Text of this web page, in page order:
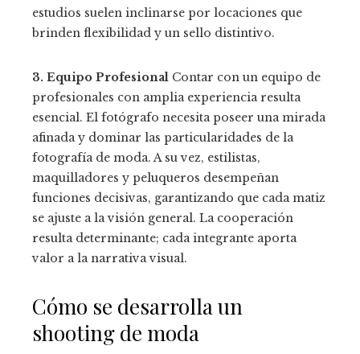
estudios suelen inclinarse por locaciones que
brinden flexibilidad y un sello distintivo.
3. Equipo Profesional Contar con un equipo de
profesionales con amplia experiencia resulta
esencial. El fotógrafo necesita poseer una mirada
afinada y dominar las particularidades de la
fotografía de moda. A su vez, estilistas,
maquilladores y peluqueros desempeñan
funciones decisivas, garantizando que cada matiz
se ajuste a la visión general. La cooperación
resulta determinante; cada integrante aporta
valor a la narrativa visual.
Cómo se desarrolla un
shooting de moda